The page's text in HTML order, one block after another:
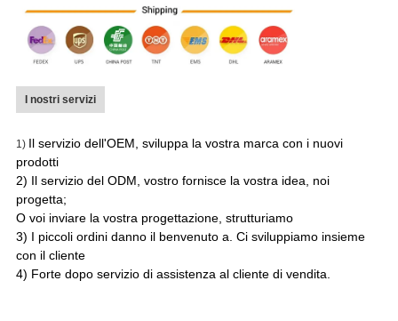
I nostri servizi
1) Il servizio dell'OEM, sviluppa la vostra marca con i nuovi
prodotti
2) Il servizio del ODM, vostro fornisce la vostra idea, noi
progetta;
O voi inviare la vostra progettazione, strutturiamo
3) I piccoli ordini danno il benvenuto a. Ci sviluppiamo insieme
con il cliente
4) Forte dopo servizio di assistenza al cliente di vendita.